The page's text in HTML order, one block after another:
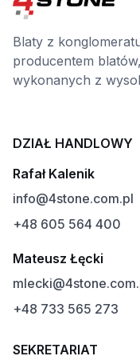
Blaty z
producentem
wykonanych z
DZIAŁ HANDLOWY
Rafał Kalenik
info@4stone.com.pl
+48 605 564 400
Mateusz Łęcki
+48 733 565 273
SEKRETARIAT